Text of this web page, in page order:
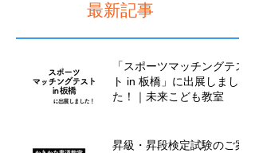
最新記事
「スポーツマッチングテス
ト in 板橋」に出展しまし
た！｜未来こども教室
昇級・昇段検定試験のご案